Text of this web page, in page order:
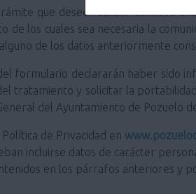
que desee realizar conlleve
de los cuales sea necesaria la
de los datos anteriormente
formulario declararán haber sido
tratamiento y solicitar la
del Ayuntamiento de Pozuelo
de Privacidad en
incluirse datos de carácter
en los párrafos anteriores y